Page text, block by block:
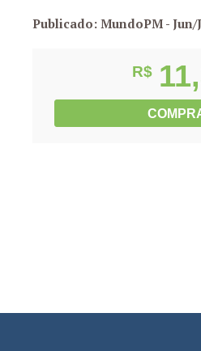
Publicado: MundoPM - Jun/
R$